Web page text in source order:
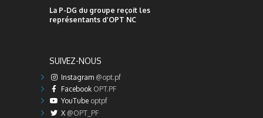
La P-DG du groupe reçoit les
représentants d’OPT NC
SUIVEZ-NOUS
Instagram @opt.pf
Facebook OPT.PF
YouTube optpf
X @OPT_PF